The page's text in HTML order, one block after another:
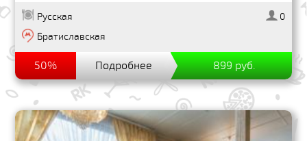
Русская
Братиславская
0
50% Подробнее 899 руб.